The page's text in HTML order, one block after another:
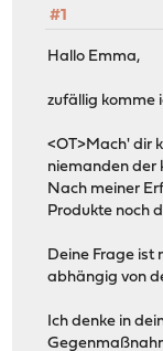
#1
Hallo Emma,
zufällig komme
<OT>Mach' dir
niemanden der
Nach meiner
Produkte noch
Deine Frage ist
abhängig von
Ich denke in